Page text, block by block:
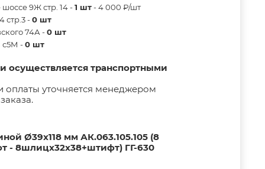
9Ж стр. 14 -1 шт- 4 000 ₽/шт
стр.3 -0 шт
74А -0 шт
с5М -0 шт
осуществляется транспортными
оплаты уточняется менеджером
Ø39х118 мм АК.063.105.105 (8
- 8шлицх32х38+штифт) ГГ-630